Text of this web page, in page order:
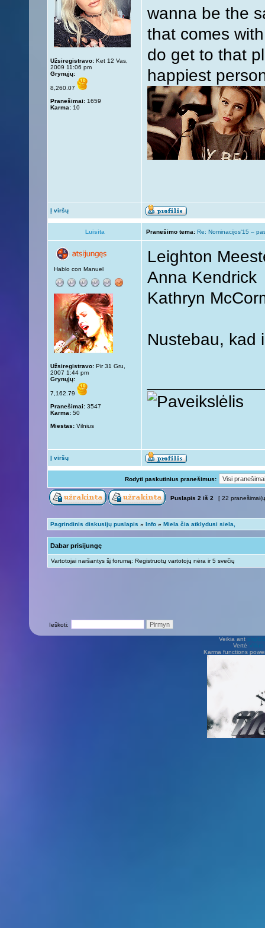
Užsiregistravo: Ket 12 Vas,
2009 11:06 pm
Grynųjų:
8,260.07
Pranešimai: 1659
Karma: 10
wanna be the
that comes
do get to that
happiest
Į viršų
Luisita Pranešimo tema: Re: Nominacijos'15 –
Hablo con Manuel
Užsiregistravo: Pir 31 Gru,
2007 1:44 pm
Grynųjų:
7,162.79
Pranešimai: 3547
Karma: 50
Miestas: Vilnius
Leighton
Anna Kendrick
Kathryn
Nustebau, kad
Į viršų
Rodyti paskutinius pranešimus:
Puslapis 2 iš 2 [ 22
Pagrindinis diskusijų puslapis » Info » Miela čia atklydusi siela,
Dabar prisijungę
Vartotojai naršantys šį forumą: Registruotų vartotojų nėra ir 5 svečių
Ieškoti:
Veikia ant
Vertė Vilius
Karma functions